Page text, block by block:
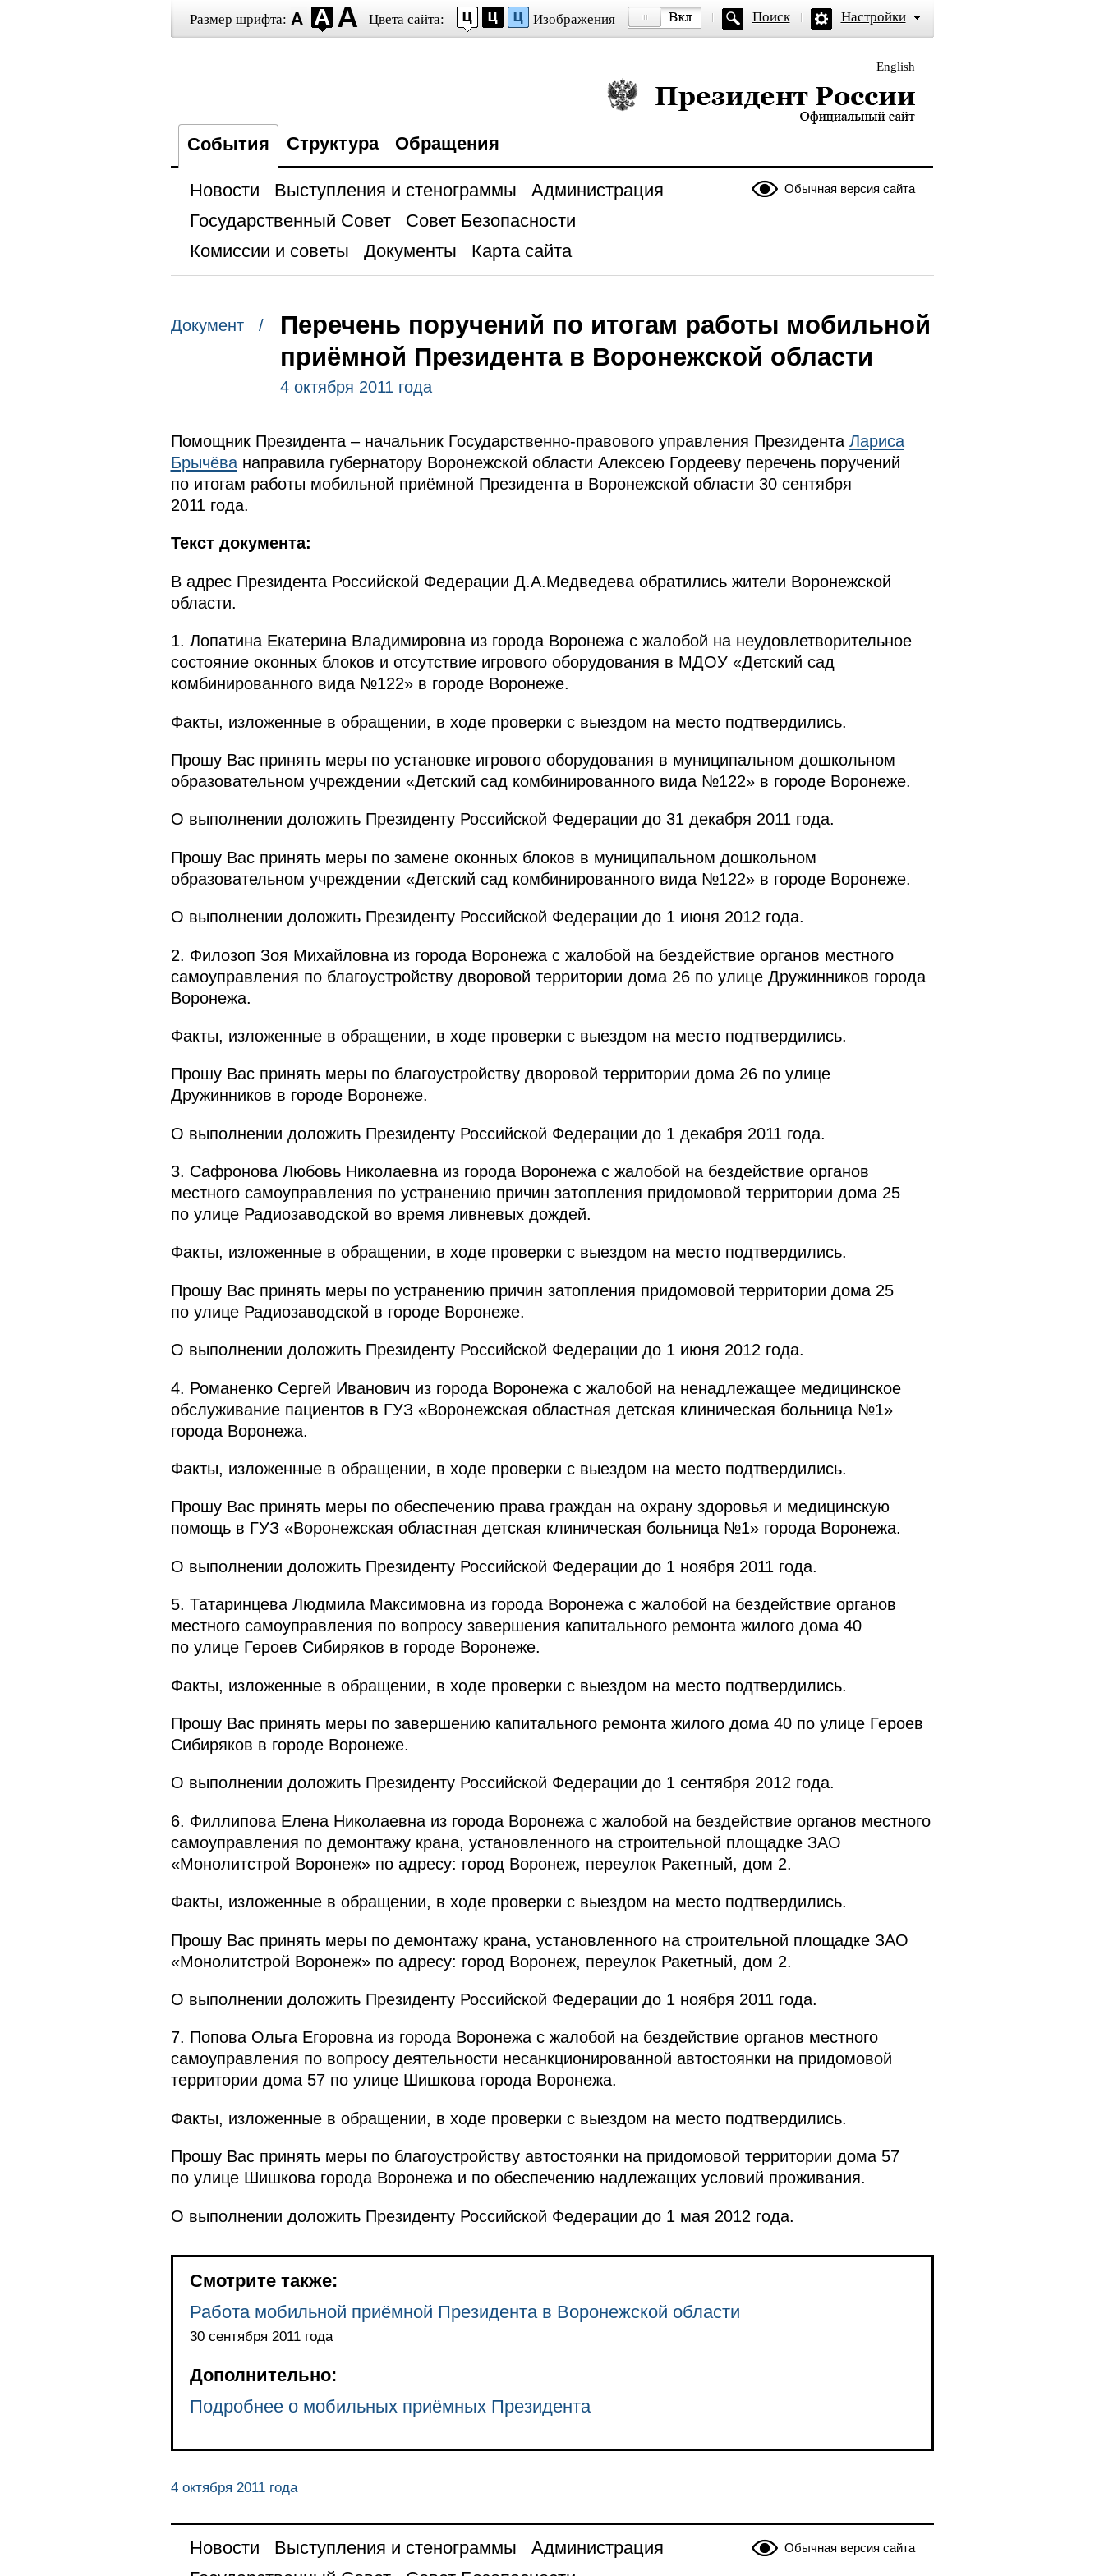
Размер шрифта: Цвета сайта: Изображения Поиск Настройки
English
Президент России — официальный сайт
События Структура Обращения
Обычная версия сайта
Новости Выступления и стенограммы
Администрация
Государственный Совет
Совет Безопасности
Комиссии и советы
Документы Карта сайта
Документ /
Перечень поручений по итогам работы мобильной
приёмной Президента в Воронежской области
4 октября 2011 года
Помощник Президента – начальник Государственно-правового управления Президента Лариса
Брычёванаправила губернатору Воронежской области Алексею Гордееву перечень поручений
по итогам работы мобильной приёмной Президента в Воронежской области 30 сентября
2011 года.
Текст документа:
В адрес Президента Российской Федерации Д.А.Медведева обратились жители Воронежской
области.
1. Лопатина Екатерина Владимировна из города Воронежа с жалобой на неудовлетворительное
состояние оконных блоков и отсутствие игрового оборудования в МДОУ «Детский сад
комбинированного вида №122» в городе Воронеже.
Факты, изложенные в обращении, в ходе проверки с выездом на место подтвердились.
Прошу Вас принять меры по установке игрового оборудования в муниципальном дошкольном
образовательном учреждении «Детский сад комбинированного вида №122» в городе Воронеже.
О выполнении доложить Президенту Российской Федерации до 31 декабря 2011 года.
Прошу Вас принять меры по замене оконных блоков в муниципальном дошкольном
образовательном учреждении «Детский сад комбинированного вида №122» в городе Воронеже.
О выполнении доложить Президенту Российской Федерации до 1 июня 2012 года.
2. Филозоп Зоя Михайловна из города Воронежа с жалобой на бездействие органов местного
самоуправления по благоустройству дворовой территории дома 26 по улице Дружинников города
Воронежа.
Факты, изложенные в обращении, в ходе проверки с выездом на место подтвердились.
Прошу Вас принять меры по благоустройству дворовой территории дома 26 по улице
Дружинников в городе Воронеже.
О выполнении доложить Президенту Российской Федерации до 1 декабря 2011 года.
3. Сафронова Любовь Николаевна из города Воронежа с жалобой на бездействие органов
местного самоуправления по устранению причин затопления придомовой территории дома 25
по улице Радиозаводской во время ливневых дождей.
Факты, изложенные в обращении, в ходе проверки с выездом на место подтвердились.
Прошу Вас принять меры по устранению причин затопления придомовой территории дома 25
по улице Радиозаводской в городе Воронеже.
О выполнении доложить Президенту Российской Федерации до 1 июня 2012 года.
4. Романенко Сергей Иванович из города Воронежа с жалобой на ненадлежащее медицинское
обслуживание пациентов в ГУЗ «Воронежская областная детская клиническая больница №1»
города Воронежа.
Факты, изложенные в обращении, в ходе проверки с выездом на место подтвердились.
Прошу Вас принять меры по обеспечению права граждан на охрану здоровья и медицинскую
помощь в ГУЗ «Воронежская областная детская клиническая больница №1» города Воронежа.
О выполнении доложить Президенту Российской Федерации до 1 ноября 2011 года.
5. Татаринцева Людмила Максимовна из города Воронежа с жалобой на бездействие органов
местного самоуправления по вопросу завершения капитального ремонта жилого дома 40
по улице Героев Сибиряков в городе Воронеже.
Факты, изложенные в обращении, в ходе проверки с выездом на место подтвердились.
Прошу Вас принять меры по завершению капитального ремонта жилого дома 40 по улице Героев
Сибиряков в городе Воронеже.
О выполнении доложить Президенту Российской Федерации до 1 сентября 2012 года.
6. Филлипова Елена Николаевна из города Воронежа с жалобой на бездействие органов местного
самоуправления по демонтажу крана, установленного на строительной площадке ЗАО
«Монолитстрой Воронеж» по адресу: город Воронеж, переулок Ракетный, дом 2.
Факты, изложенные в обращении, в ходе проверки с выездом на место подтвердились.
Прошу Вас принять меры по демонтажу крана, установленного на строительной площадке ЗАО
«Монолитстрой Воронеж» по адресу: город Воронеж, переулок Ракетный, дом 2.
О выполнении доложить Президенту Российской Федерации до 1 ноября 2011 года.
7. Попова Ольга Егоровна из города Воронежа с жалобой на бездействие органов местного
самоуправления по вопросу деятельности несанкционированной автостоянки на придомовой
территории дома 57 по улице Шишкова города Воронежа.
Факты, изложенные в обращении, в ходе проверки с выездом на место подтвердились.
Прошу Вас принять меры по благоустройству автостоянки на придомовой территории дома 57
по улице Шишкова города Воронежа и по обеспечению надлежащих условий проживания.
О выполнении доложить Президенту Российской Федерации до 1 мая 2012 года.
Смотрите также:
Работа мобильной приёмной Президента в Воронежской области
30 сентября 2011 года
Дополнительно:
Подробнее о мобильных приёмных Президента
4 октября 2011 года
Обычная версия сайта
Новости Выступления и стенограммы
Администрация